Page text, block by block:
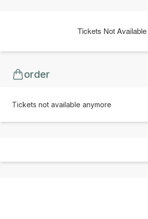
Tickets Not Available
order
Tickets not available anymore